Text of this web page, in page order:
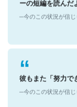
─今のこの状況が信
彼もまた「努力で
─今のこの状況が信